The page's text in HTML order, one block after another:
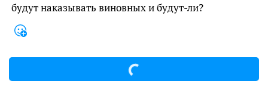
будут наказывать виновных и будут-ли?